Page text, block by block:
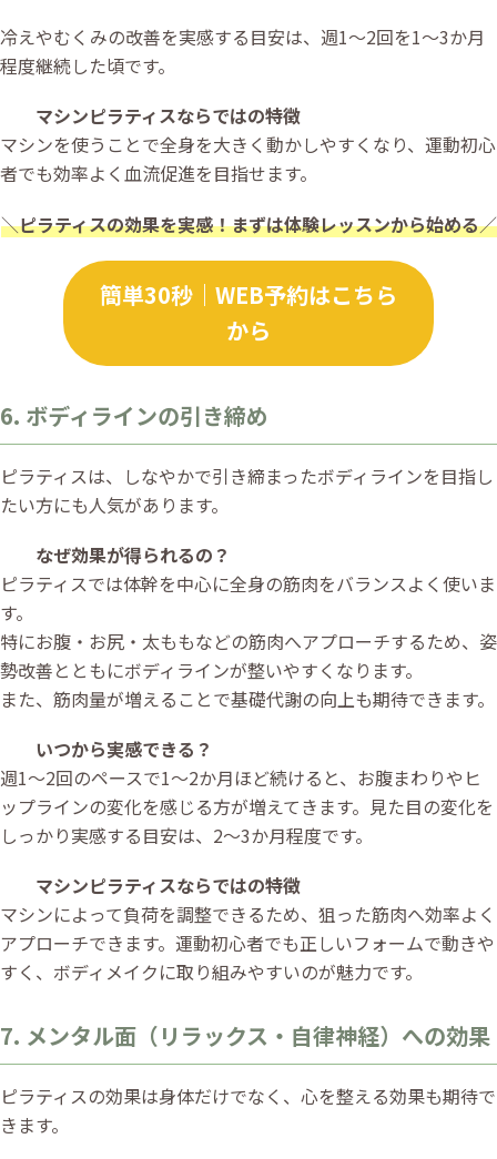
冷えやむくみの改善を実感する目安は、週1〜2回を1〜3か月
程度継続した頃です。
マシンピラティスならではの特徴
マシンを使うことで全身を大きく動かしやすくなり、運動初心
者でも効率よく血流促進を目指せます。
＼ピラティスの効果を実感！まずは体験レッスンから始める／
簡単30秒｜WEB予約はこちら
から
6. ボディラインの引き締め
ピラティスは、しなやかで引き締まったボディラインを目指し
たい方にも人気があります。
なぜ効果が得られるの？
ピラティスでは体幹を中心に全身の筋肉をバランスよく使いま
す。
特にお腹・お尻・太ももなどの筋肉へアプローチするため、姿
勢改善とともにボディラインが整いやすくなります。
また、筋肉量が増えることで基礎代謝の向上も期待できます。
いつから実感できる？
週1〜2回のペースで1〜2か月ほど続けると、お腹まわりやヒ
ップラインの変化を感じる方が増えてきます。見た目の変化を
しっかり実感する目安は、2〜3か月程度です。
マシンピラティスならではの特徴
マシンによって負荷を調整できるため、狙った筋肉へ効率よく
アプローチできます。運動初心者でも正しいフォームで動きや
すく、ボディメイクに取り組みやすいのが魅力です。
7. メンタル面（リラックス・自律神経）への効果
ピラティスの効果は身体だけでなく、心を整える効果も期待で
きます。